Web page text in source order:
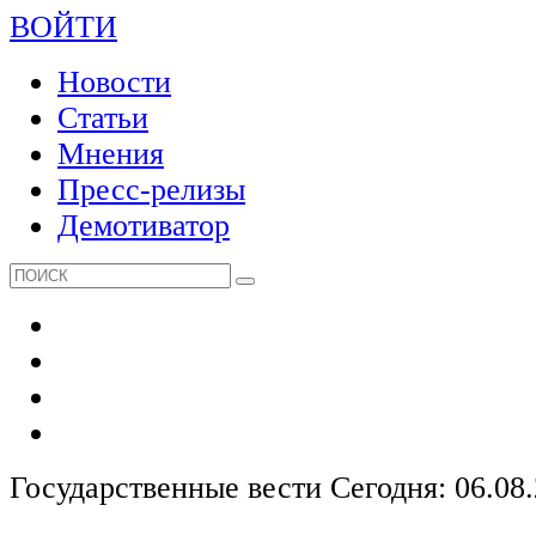
ВОЙТИ
Новости
Статьи
Мнения
Пресс-релизы
Демотиватор
Государственные вести Сегодня: